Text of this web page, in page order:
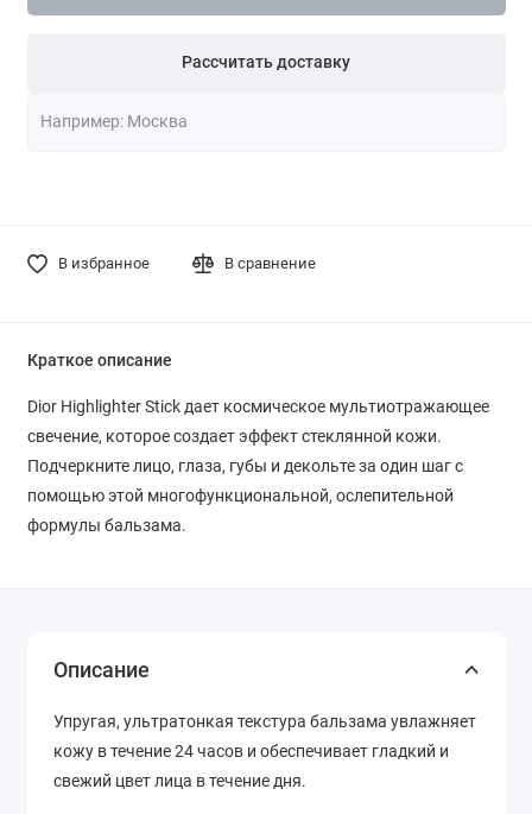
Рассчитать доставку
В избранное В сравнение
Краткое описание
Dior Highlighter Stick дает космическое мультиотражающее
свечение, которое создает эффект стеклянной кожи.
Подчеркните лицо, глаза, губы и декольте за один шаг с
помощью этой многофункциональной, ослепительной
формулы бальзама.
Описание
Упругая, ультратонкая текстура бальзама увлажняет
кожу в течение 24 часов и обеспечивает гладкий и
свежий цвет лица в течение дня.